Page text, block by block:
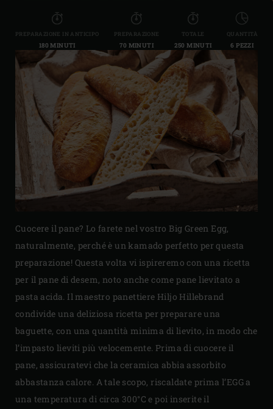
PREPARAZIONE IN ANTICIPO
180 MINUTI
PREPARAZIONE
70 MINUTI
TOTALE
250 MINUTI
QUANTITÀ
6 PEZZI
Cuocere il pane? Lo farete nel vostro Big Green Egg,
naturalmente, perché è un kamado perfetto per questa
preparazione! Questa volta vi ispireremo con una ricetta
per il pane di desem, noto anche come pane lievitato a
pasta acida. Il maestro panettiere Hiljo Hillebrand
condivide una deliziosa ricetta per preparare una
baguette, con una quantità minima di lievito, in modo che
l’impasto lieviti più velocemente. Prima di cuocere il
pane, assicuratevi che la ceramica abbia assorbito
abbastanza calore. A tale scopo, riscaldate prima l’EGG a
una temperatura di circa 300°C e poi inserite il